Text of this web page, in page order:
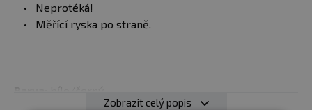
Neprotéká!
Měřící ryska po straně.
Zobrazit celý popis